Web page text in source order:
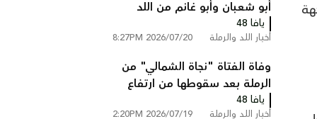
أبو شعبان وأبو غانم من اللد
والرملة في كفر قاسم
يافا 48
أخبار اللد والرملة 2026/07/20 8:27PM
وفاة الفتاة "نجاة الشمالي" من
الرملة بعد سقوطها من ارتفاع
في فندق بالأردن
يافا 48
أخبار اللد والرملة 2026/07/19 2:20PM